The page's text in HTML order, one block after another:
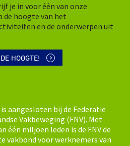
je in voor één van onze
de hoogte van het
en de onderwerpen uit
HOOGTE!
is aangesloten bij de Federatie
Vakbeweging (FNV). Met
één miljoen leden is de FNV de
vakbond voor werknemers van